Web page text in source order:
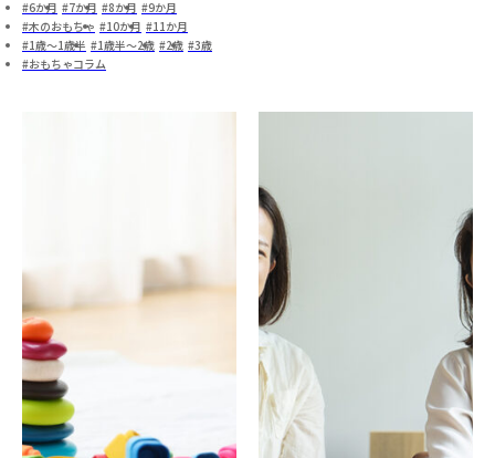
6か月
7か月 8か月
9か月
木のおもちゃ
10か月
11か月
1歳～1歳半
1歳半～2歳 2歳
3歳
おもちゃコラム